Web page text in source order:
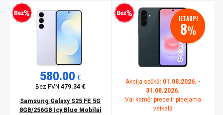
kredīts
580.00 €
Bez PVN479.34 €
Samsung Galaxy S25 FE 5G
8GB/256GB Icy Blue Mobilai
Bezprocentu kredīts IETAUPI
8%
Akcija spēkā: 01.08.2026. -
31.08.2026.
Vai kamēr prece ir pieejama
veikalā